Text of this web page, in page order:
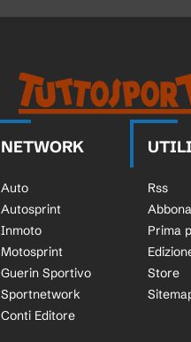
NETWORK
Auto
Autosprint
Inmoto
Motosprint
Guerin Sportivo
Sportnetwork
Conti Editore
Rss
Prima
Store